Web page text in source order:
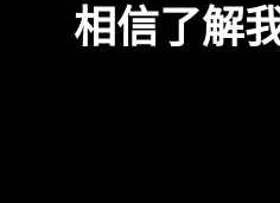
相信了解